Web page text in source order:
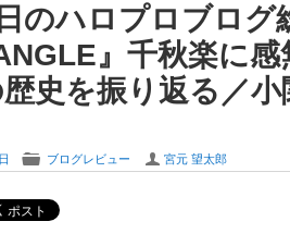
のハロプロブログ
』千秋楽に
史を振り返る／
F ブログレビュー U 宮元 望太郎